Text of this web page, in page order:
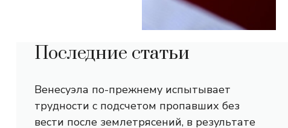
Последние статьи
Венесуэла по-прежнему испытывает
трудности с подсчетом пропавших без
вести после землетрясений, в результате